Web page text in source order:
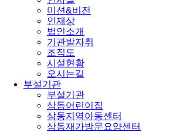
미션&비전
인재상
법인소개
기관발자취
조직도
시설현황
오시는길
부설기관
부설기관
삼동어린이집
삼동지역아동센터
삼동재가방문요양센터